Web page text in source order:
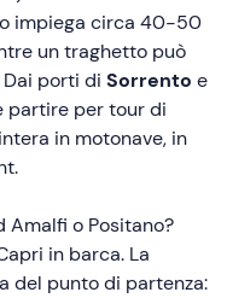
impiega circa 40-50
un traghetto può
porti di Sorrento e
partire per tour di
in motonave, in
Amalfi o Positano?
in barca. La
del punto di partenza: